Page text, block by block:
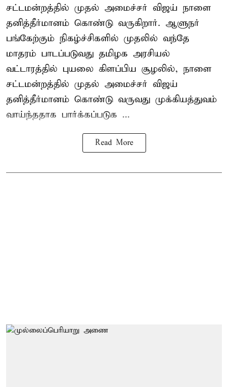
சட்டமன்றத்தில் முதல் அமைச்சர் விஜய் நாளை
தனித்தீர்மானம் கொண்டு வருகிறார். ஆளுநர்
பங்கேற்கும் நிகழ்ச்சிகளில் முதலில் வந்தே
மாதரம் பாடப்படுவது தமிழக அரசியல்
வட்டாரத்தில் புயலை கிளப்பிய சூழலில், நாளை
சட்டமன்றத்தில் முதல் அமைச்சர் விஜய்
தனித்தீர்மானம் கொண்டு வருவது முக்கியத்துவம்
வாய்ந்ததாக பார்க்கப்படுக ...
Read More